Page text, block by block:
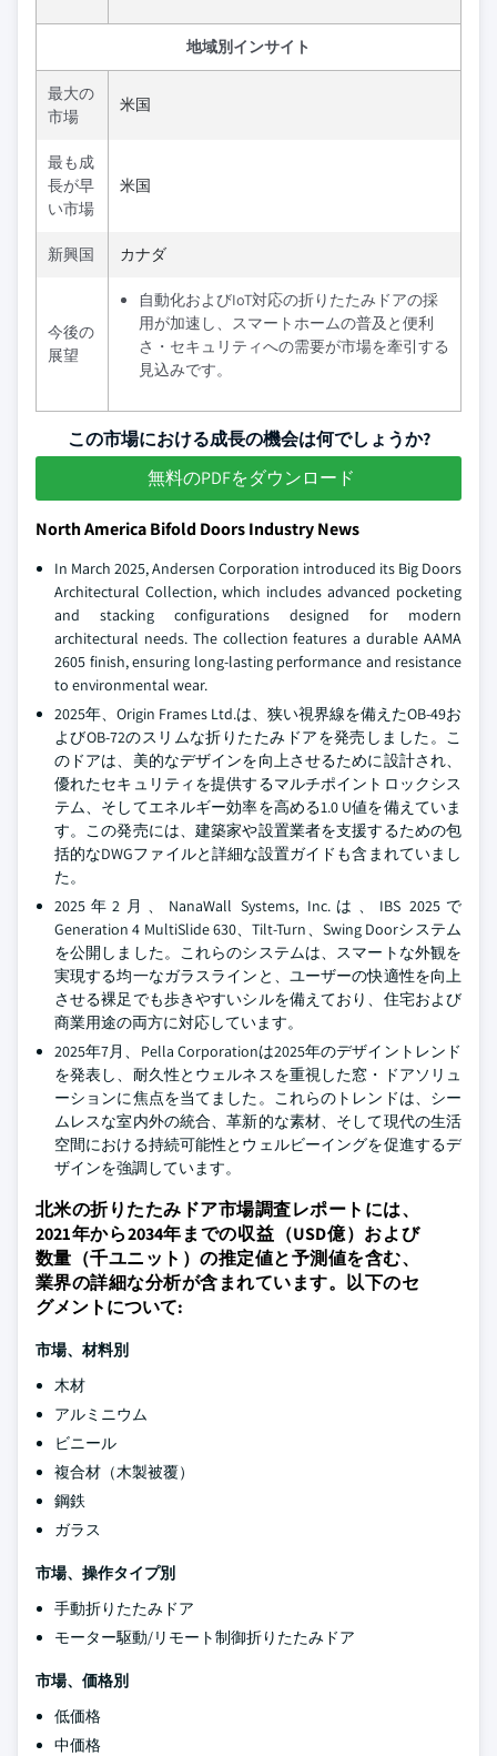
地域別インサイト
最大の
市場
米国
最も成
長が早
い市場
米国
新興国 カナダ
今後の
展望
自動化およびIoT対応の折りたたみドアの採
用が加速し、スマートホームの普及と便利
さ・セキュリティへの需要が市場を牽引する
見込みです。
この市場における成長の機会は何でしょうか?
無料のPDFをダウンロード
North America Bifold Doors Industry News
In March 2025, Andersen Corporation introduced its Big Doors
Architectural Collection, which includes advanced pocketing
and stacking configurations designed for modern
architectural needs. The collection features a durable AAMA
2605 finish, ensuring long-lasting performance and resistance
to environmental wear.
2025年、Origin Frames Ltd.は、狭い視界線を備えたOB-49お
よびOB-72のスリムな折りたたみドアを発売しました。こ
のドアは、美的なデザインを向上させるために設計され、
優れたセキュリティを提供するマルチポイントロックシス
テム、そしてエネルギー効率を高める1.0 U値を備えていま
す。この発売には、建築家や設置業者を支援するための包
括的なDWGファイルと詳細な設置ガイドも含まれていまし
た。
2025年2月、NanaWall Systems, Inc.は、IBS 2025で
Generation 4 MultiSlide 630、Tilt-Turn、Swing Doorシステム
を公開しました。これらのシステムは、スマートな外観を
実現する均一なガラスラインと、ユーザーの快適性を向上
させる裸足でも歩きやすいシルを備えており、住宅および
商業用途の両方に対応しています。
2025年7月、Pella Corporationは2025年のデザイントレンド
を発表し、耐久性とウェルネスを重視した窓・ドアソリュ
ーションに焦点を当てました。これらのトレンドは、シー
ムレスな室内外の統合、革新的な素材、そして現代の生活
空間における持続可能性とウェルビーイングを促進するデ
ザインを強調しています。
北米の折りたたみドア市場調査レポートには、
2021年から2034年までの収益（USD億）および
数量（千ユニット）の推定値と予測値を含む、
業界の詳細な分析が含まれています。以下のセ
グメントについて:
市場、材料別
木材
アルミニウム
ビニール
複合材（木製被覆）
鋼鉄
ガラス
市場、操作タイプ別
手動折りたたみドア
モーター駆動/リモート制御折りたたみドア
市場、価格別
低価格
中価格